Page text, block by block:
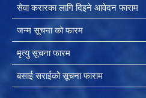
सेवा करारका लागि दिइने आवेदन फाराम
जन्म सूचना को फारम
मृत्यु सूचना फारम
बसाई सराईको सूचना फाराम